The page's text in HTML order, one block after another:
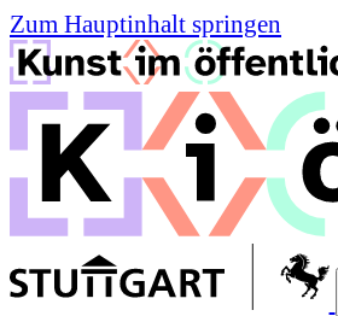
Zum Hauptinhalt springen